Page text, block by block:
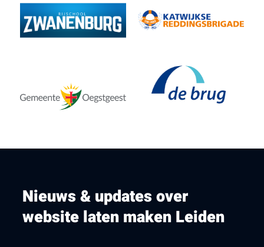
Nieuws & updates over
website laten maken Leiden